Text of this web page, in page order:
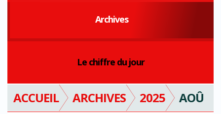
Archives
Le chiffre du jour
ACCUEIL ARCHIVES 2025 AOÛ